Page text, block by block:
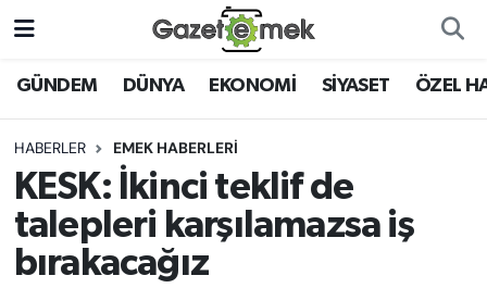
GÜNDEM DÜNYA EKONOMİ SİYASET ÖZEL
HABERLER EMEK HABERLERİ
KESK: İkinci teklif de
talepleri karşılamazsa iş
bırakacağız
DÜNYA
EKONOMİ
EMEK HABERLERİ
YENİ MEDYADA EMEK
GAZETECİLİĞİNİ GELİŞTİRMEK
Nöbetçi Eczaneler
Hava Durumu
İstanbul Namaz Vakitleri
Trafik Durumu